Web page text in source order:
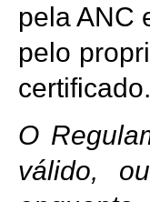
pela ANC
pelo
certificado.
O
válido,